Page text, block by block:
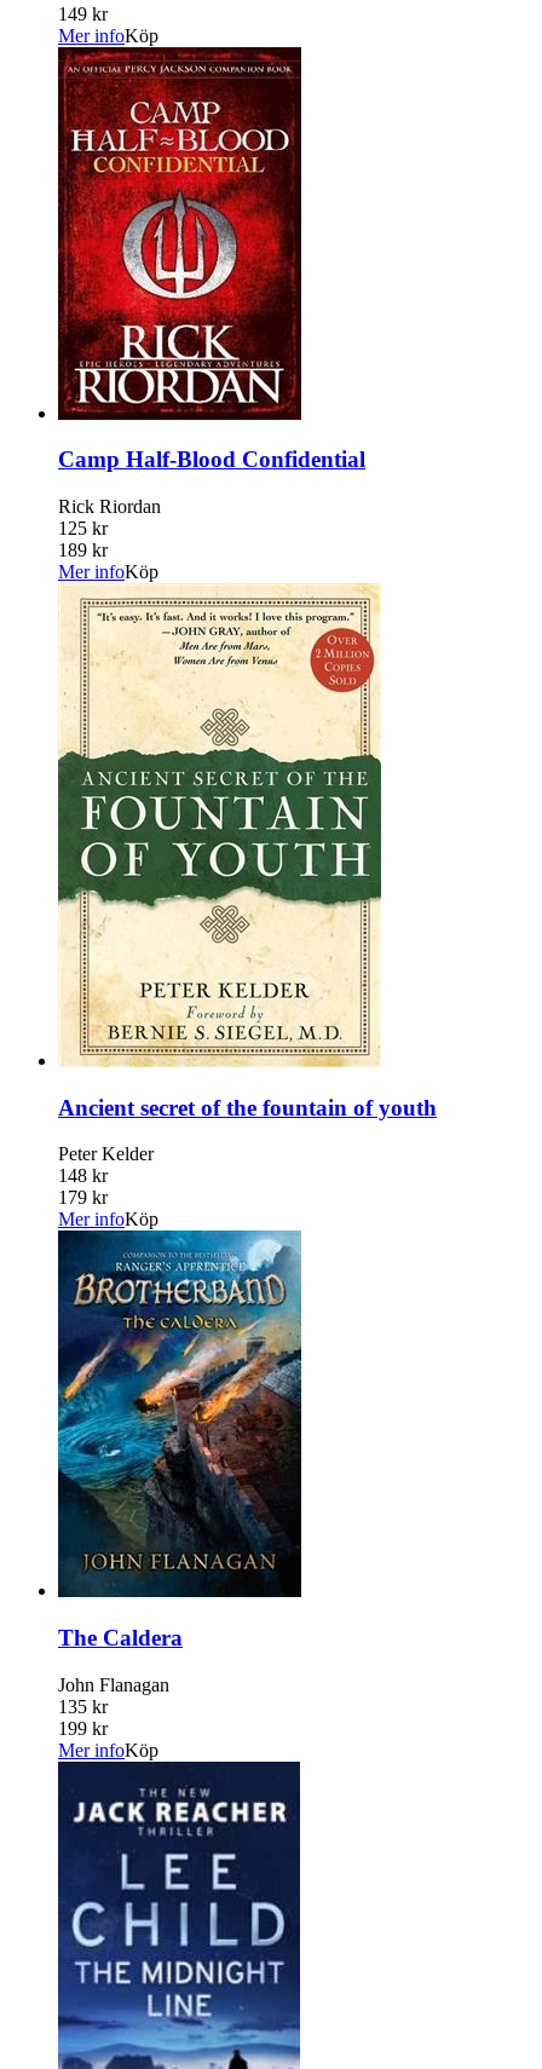
149 kr
Mer infoKöp
Camp Half-Blood Confidential
Rick Riordan
125 kr
189 kr
Mer infoKöp
Ancient secret of the fountain of youth
Peter Kelder
148 kr
179 kr
Mer infoKöp
The Caldera
John Flanagan
135 kr
199 kr
Mer infoKöp